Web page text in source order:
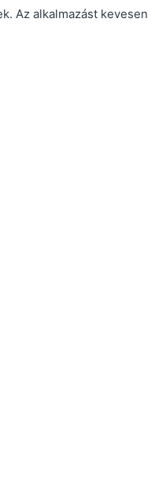
Az alkalmazást kevesen